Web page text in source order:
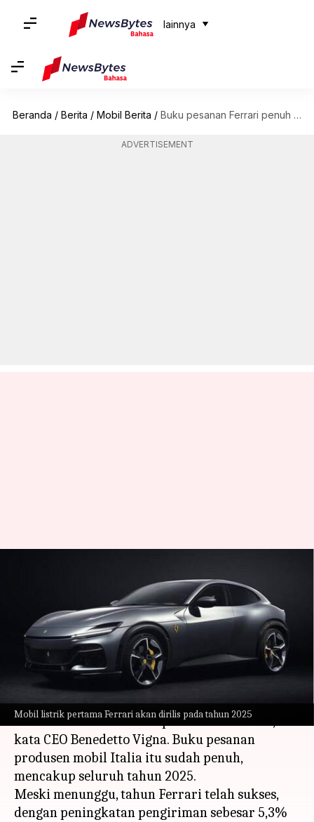
lainnya
Beranda / Berita / Mobil Berita / Buku pesanan Ferrari penuh hingga tahun 2025, mobil hybrid menjadi yang terlaris
ADVERTISEMENT
Mobil listrik pertama Ferrari akan dirilis pada tahun 2025
hingga tahun 2025, mobil
hybrid menjadi yang terlaris
menulis Bob Nov 08, 2023 12:07 pm
Penggemar Ferrari harus menunggu hingga
tahun 2026 untuk mendapatkan mobil baru,
kata CEO Benedetto Vigna. Buku pesanan
produsen mobil Italia itu sudah penuh,
mencakup seluruh tahun 2025.
Meski menunggu, tahun Ferrari telah sukses,
dengan peningkatan pengiriman sebesar 5,3%